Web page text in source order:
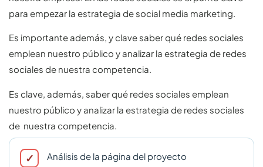
para empezar la estrategia de social media marketing.
Es importante además, y clave saber qué redes sociales
emplean nuestro público y analizar la estrategia de redes
sociales de nuestra competencia.
Es clave, además, saber qué redes sociales emplean
nuestro público y analizar la estrategia de redes sociales
de nuestra competencia.
Análisis de la página del proyecto